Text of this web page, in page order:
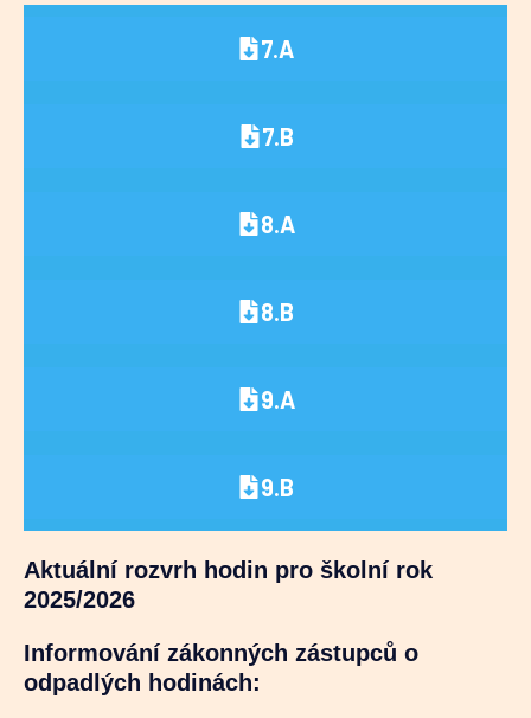
7.A
7.B
8.A
8.B
9.A
9.B
Aktuální rozvrh hodin pro školní rok
2025/2026
Informování zákonných zástupců o
odpadlých hodinách: